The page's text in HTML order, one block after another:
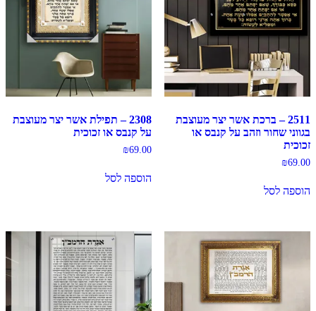
2511 – ברכת אשר יצר מעוצבת
בגווני שחור וזהב על קנבס או
זכוכית
₪69.00
הוספה לסל
2308 – תפילת אשר יצר מעוצבת
על קנבס או זכוכית
₪69.00
הוספה לסל